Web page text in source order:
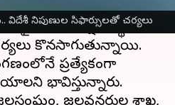
విదేశీ నిపుణుల సిఫార్సులతో చర్యలు
పనుల్లో నాణ్యత నియంత్రణ
మూడో పక్ష సంస్థకు
కొనసాగుతున్నాయి.
ప్రత్యేకంగా
భావిస్తున్నారు.